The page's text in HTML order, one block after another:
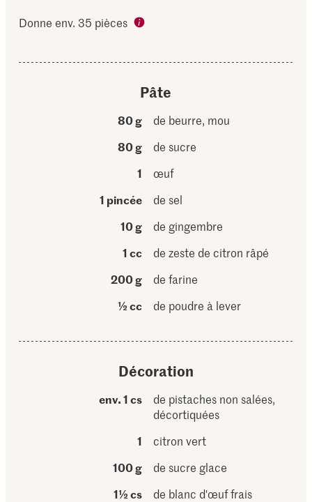
Donne env. 35 pièces
Pâte
80 g
de beurre, mou
80 g
de sucre
1
œuf
1 pincée
de sel
10 g
de gingembre
1 cc
de zeste de citron râpé
200 g
de farine
½ cc
de poudre à lever
Décoration
env. 1 cs
de pistaches non salées,
décortiquées
1
citron vert
100 g
de sucre glace
1½ cs
de blanc d'œuf frais